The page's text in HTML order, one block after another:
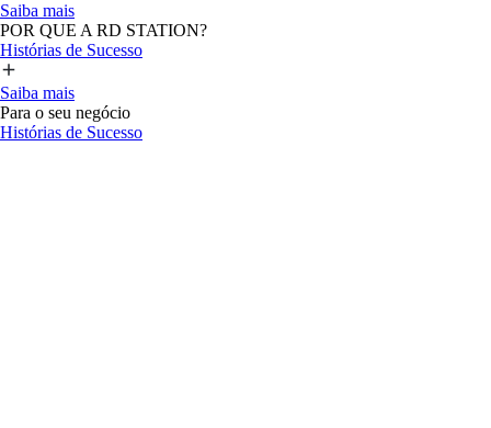
Saiba mais
POR QUE A RD STATION?
Histórias de Sucesso
Saiba mais
Para o seu negócio
Histórias de Sucesso